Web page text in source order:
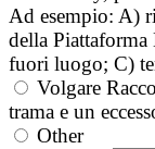
Ad esempio: A)
della
fuori luogo; C)
Volgare
trama e un
Other